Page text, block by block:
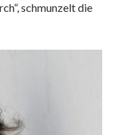
schmunzelt die